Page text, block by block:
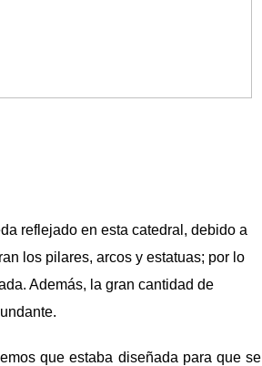
reflejado en esta catedral, debido a
los pilares, arcos y estatuas; por lo
Además, la gran cantidad de
que estaba diseñada para que se